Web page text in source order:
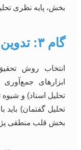
بخش، پایه نظری
گام ۳: تدوین روش‌شناسی تحقیق
انتخاب روش
ابزارهای
تحلیل اسناد) و شیوه
تحلیل گفتمان)
بخش قلب منطقی